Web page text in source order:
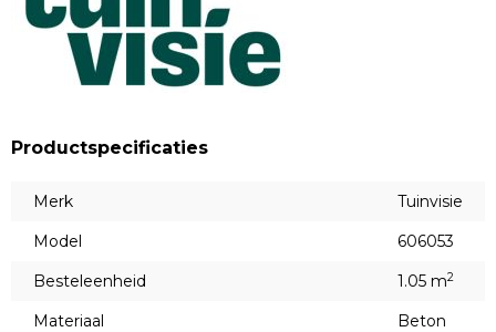
Productspecificaties
Merk
Tuinvisie
Model
606053
Besteleenheid
1.05 m2
Materiaal Beton